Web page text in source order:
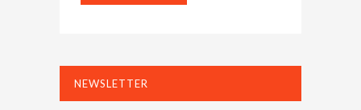
NEWSLETTER